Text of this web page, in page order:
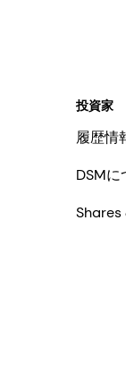
投資家
履歴情
DSMに
Shares